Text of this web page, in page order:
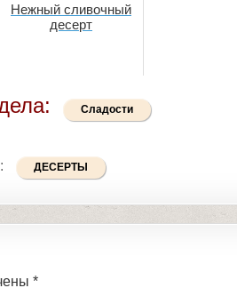
Нежный сливочный
десерт
Сладости
ДЕСЕРТЫ
*